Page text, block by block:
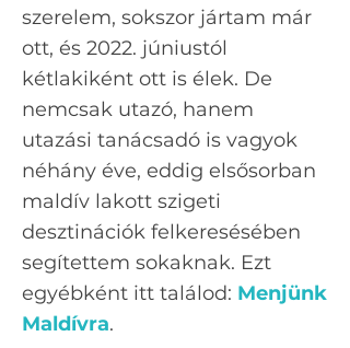
szerelem, sokszor jártam már
ott, és 2022. júniustól
kétlakiként ott is élek. De
nemcsak utazó, hanem
utazási tanácsadó is vagyok
néhány éve, eddig elsősorban
maldív lakott szigeti
desztinációk felkeresésében
segítettem sokaknak. Ezt
egyébként itt találod: Menjünk
Maldívra.